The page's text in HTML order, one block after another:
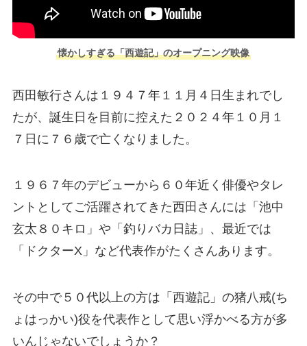
懐かしすぎる「西遊記」のオープニング映像
西田敏行さんは１９４７年１１月４日生まれでし
たが、誕生日を目前に控えた２０２４年１０月１
７日に７６歳で亡くなりました。
１９６７年のデビューから６０年近く俳優やタレ
ントとしてご活躍されてきた西田さんには「池中
玄太８０キロ」や「釣りバカ日誌」、最近では
「ドクターX」など代表作がたくさんあります。
その中で５０代以上の方は「西遊記」の猪八戒(ち
ょはっかい)役を代表作として思い浮かべる方が多
いんじゃないでしょうか？